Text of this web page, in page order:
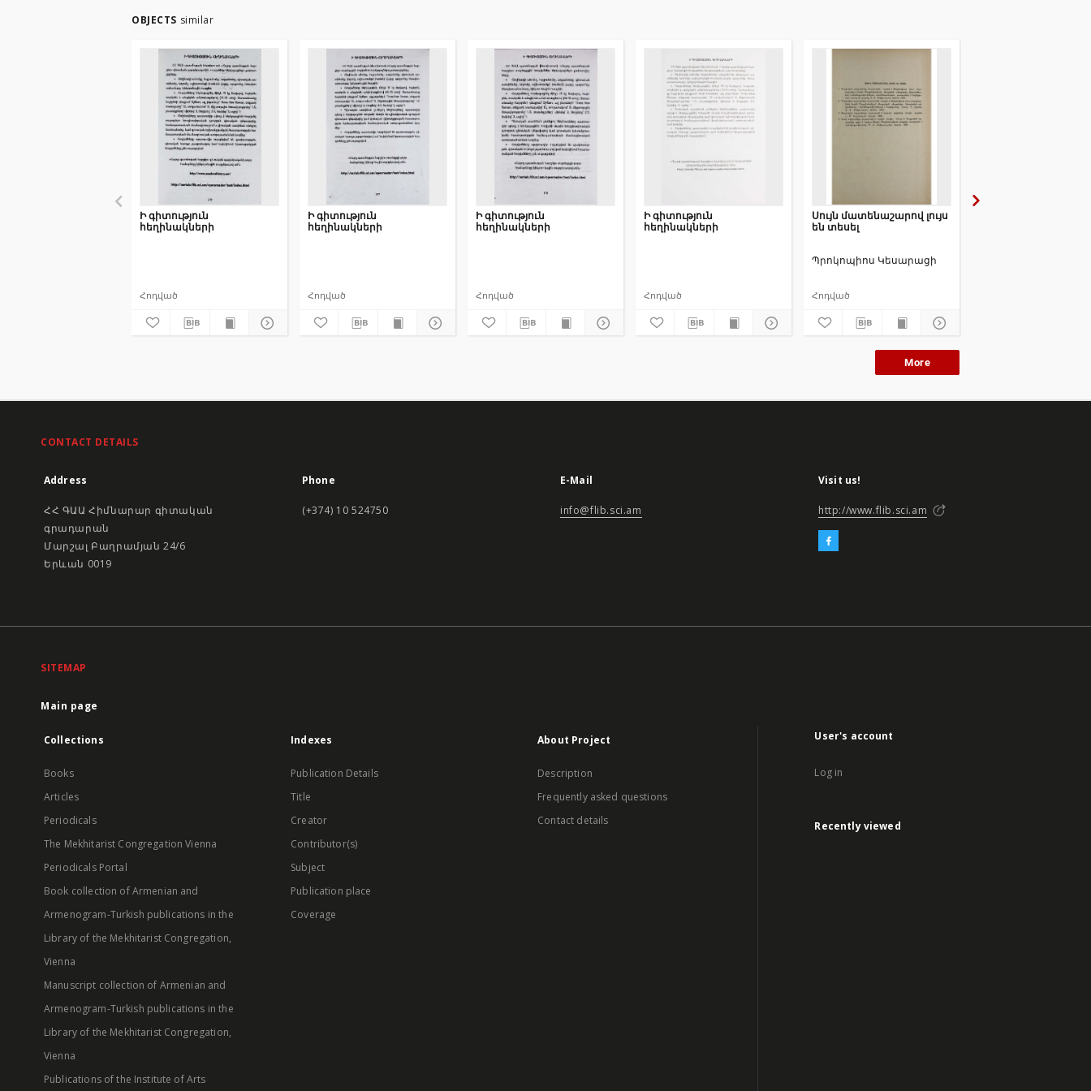
OBJECTS similar
Ի գիտություն
հեղինակների
Հոդված
Ի գիտություն
հեղինակների
Հոդված
Ի գիտություն
հեղինակների
Հոդված
Ի գիտություն
հեղինակների
Հոդված
Սույն մատենաշարով լույս
են տեսել
Պրոկոպիոս Կեսարացի
Հոդված
More
CONTACT DETAILS
Address
ՀՀ ԳԱԱ Հիմնարար գիտական
գրադարան
Մարշալ Բաղրամյան 24/6
Երևան 0019
Phone
(+374) 10 524750
E-Mail
info@flib.sci.am
Visit us!
http://www.flib.sci.am
SITEMAP
Main page
Collections
Books
Articles
Periodicals
The Mekhitarist Congregation Vienna
Periodicals Portal
Book collection of Armenian and
Armenogram-Turkish publications in the
Library of the Mekhitarist Congregation,
Vienna
Manuscript collection of Armenian and
Armenogram-Turkish publications in the
Library of the Mekhitarist Congregation,
Vienna
Publications of the Institute of Arts
Indexes
Publication Details
Title
Creator
Contributor(s)
Subject
Publication place
Coverage
About Project
Description
Frequently asked questions
Contact details
User's account
Log in
Recently viewed